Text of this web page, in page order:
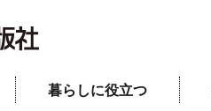
暮らしに役立つ